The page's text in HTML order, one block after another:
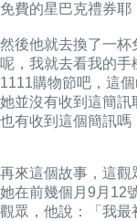
免費的星巴克禮券耶
然後他就去換了一杯
呢，我就去看我的
1111購物節吧，這
她並沒有收到這簡訊
也有收到這個簡訊嗎
再來這個故事，這觀
她在前幾個月9月12
觀眾，他說：「我最